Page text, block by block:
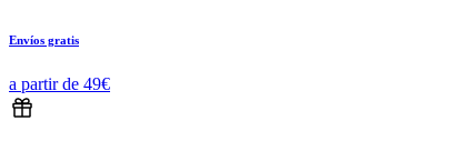
Envíos gratis
a partir de 49€